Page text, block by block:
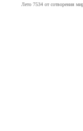
Лето 7534 от сотворения